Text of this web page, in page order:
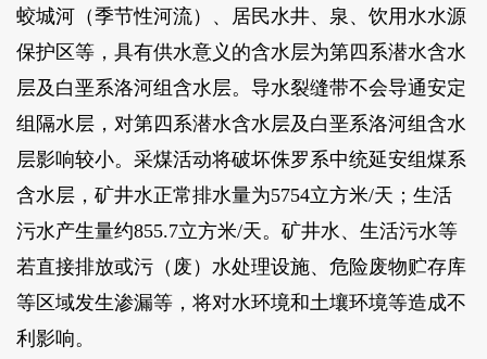
蛟城河（季节性河流）、居民水井、泉、饮用水水源
保护区等，具有供水意义的含水层为第四系潜水含水
层及白垩系洛河组含水层。导水裂缝带不会导通安定
组隔水层，对第四系潜水含水层及白垩系洛河组含水
层影响较小。采煤活动将破坏侏罗系中统延安组煤系
含水层，矿井水正常排水量为5754立方米/天；生活
污水产生量约855.7立方米/天。矿井水、生活污水等
若直接排放或污（废）水处理设施、危险废物贮存库
等区域发生渗漏等，将对水环境和土壤环境等造成不
利影响。